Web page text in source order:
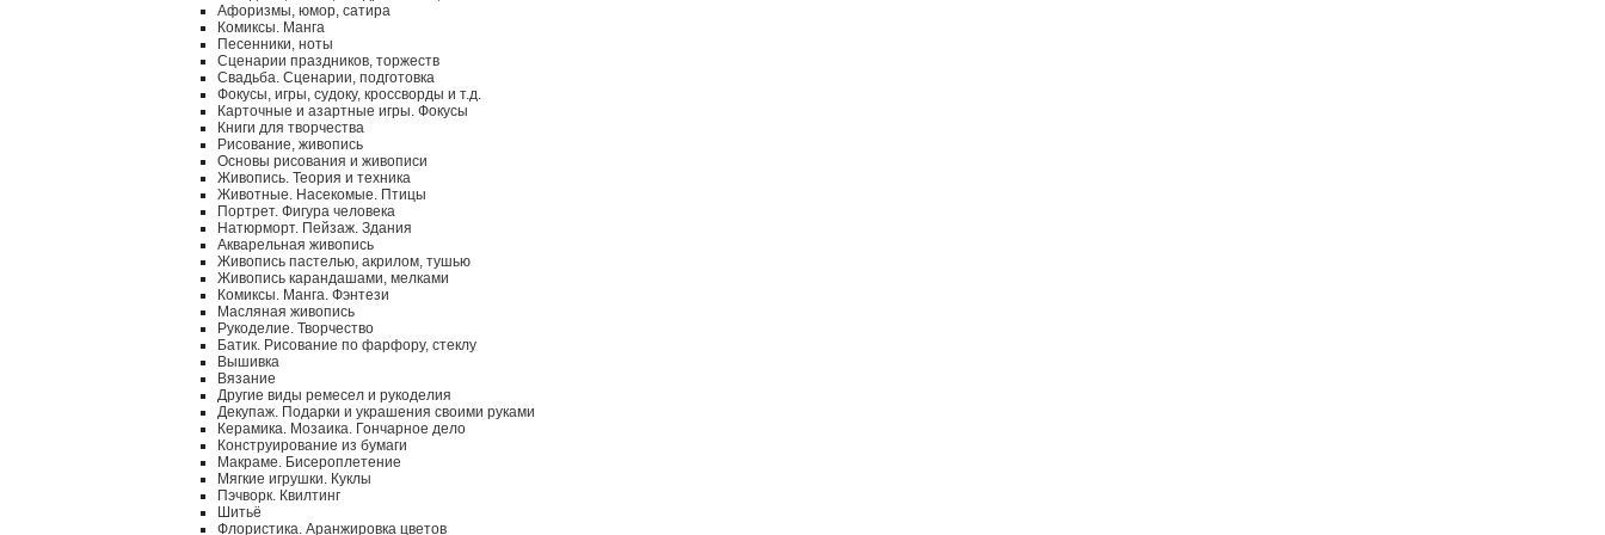
Афоризмы, юмор, сатира
Комиксы. Манга
Песенники, ноты
Сценарии праздников, торжеств
Свадьба. Сценарии, подготовка
Фокусы, игры, судоку, кроссворды и т.д.
Карточные и азартные игры. Фокусы
Книги для творчества
Рисование, живопись
Основы рисования и живописи
Живопись. Теория и техника
Животные. Насекомые. Птицы
Портрет. Фигура человека
Натюрморт. Пейзаж. Здания
Акварельная живопись
Живопись пастелью, акрилом, тушью
Живопись карандашами, мелками
Комиксы. Манга. Фэнтези
Масляная живопись
Рукоделие. Творчество
Батик. Рисование по фарфору, стеклу
Вышивка
Вязание
Другие виды ремесел и рукоделия
Декупаж. Подарки и украшения своими руками
Керамика. Мозаика. Гончарное дело
Конструирование из бумаги
Макраме. Бисероплетение
Мягкие игрушки. Куклы
Пэчворк. Квилтинг
Шитьё
Флористика. Аранжировка цветов